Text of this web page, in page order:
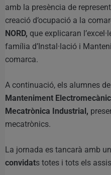
amb la presència de
creació d’ocupació a la
NORD, que explicaran
família d’Instal·lació i
comarca.
A continuació, els alumnes
Manteniment
Mecatrònica Industrial,
mecatrònics.
La jornada es tancarà amb un
convidats totes i tots els